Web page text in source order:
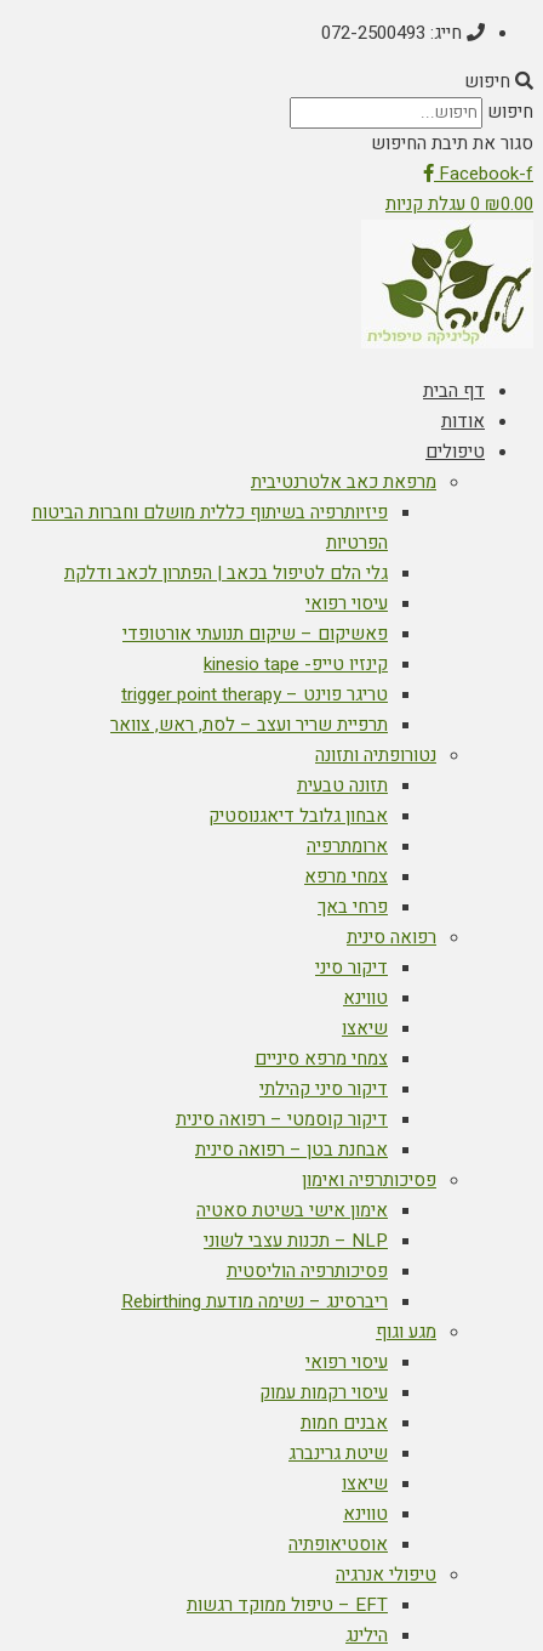
חייג: 072-2500493
חיפוש
חיפוש
סגור את תיבת החיפוש
Facebook-f
₪0.00
0 עגלת קניות
דף הבית
אודות
טיפולים
מרפאת כאב אלטרנטיבית
פיזיותרפיה בשיתוף כללית מושלם וחברות הביטוח
הפרטיות
גלי הלם לטיפול בכאב | הפתרון לכאב ודלקת
עיסוי רפואי
פאשיקום – שיקום תנועתי אורטופדי
קינזיו טייפ- kinesio tape
טריגר פוינט – trigger point therapy
תרפיית שריר ועצב – לסת, ראש, צוואר
נטורופתיה ותזונה
תזונה טבעית
אבחון גלובל דיאגנוסטיק
ארומתרפיה
צמחי מרפא
פרחי באך
רפואה סינית
דיקור סיני
טווינא
שיאצו
צמחי מרפא סיניים
דיקור סיני קהילתי
דיקור קוסמטי – רפואה סינית
אבחנת בטן – רפואה סינית
פסיכותרפיה ואימון
אימון אישי בשיטת סאטיה
NLP – תכנות עצבי לשוני
פסיכותרפיה הוליסטית
ריברסינג – נשימה מודעת Rebirthing
מגע וגוף
עיסוי רפואי
עיסוי רקמות עמוק
אבנים חמות
שיטת גרינברג
שיאצו
טווינא
אוסטיאופתיה
טיפולי אנרגיה
EFT – טיפול ממוקד רגשות
הילינג